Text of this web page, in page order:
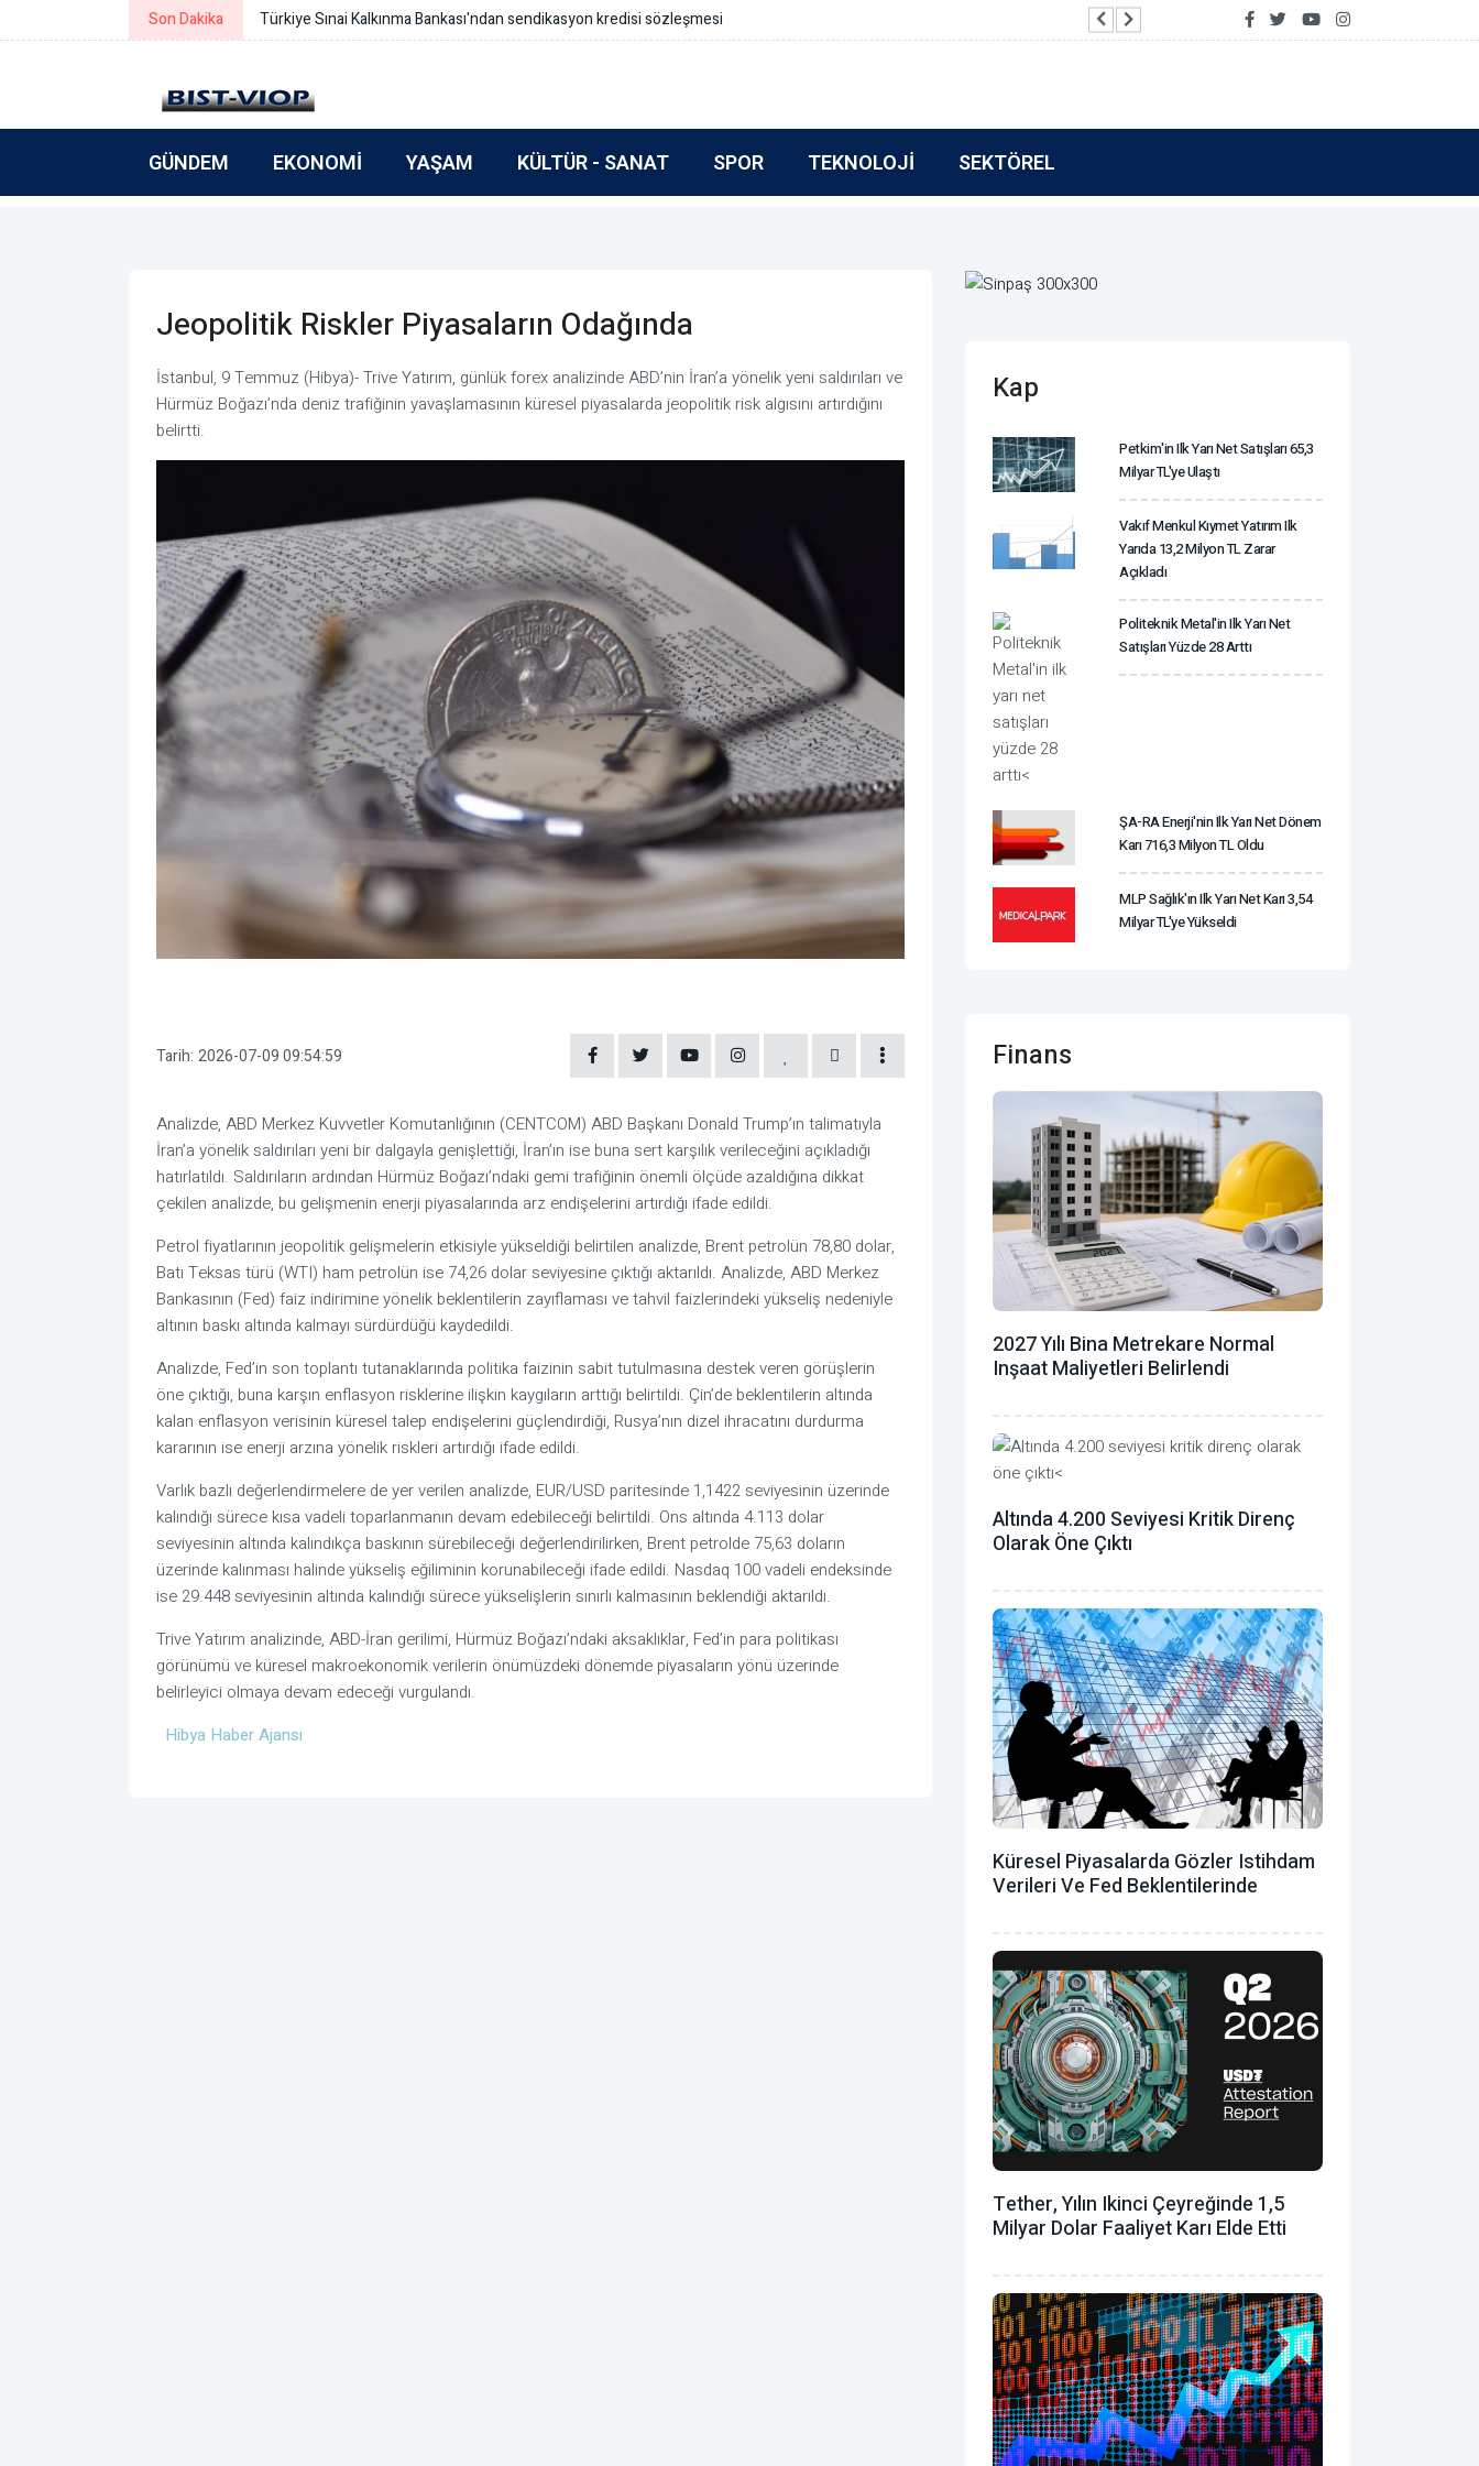
Son Dakika Türkiye Sınai Kalkınma Bankası'ndan sendikasyon kredisi sözleşmesi VakıfBank’tan 15 Temmuz Demokrasi ve Milli
GÜNDEM EKONOMI YAŞAM KÜLTÜR - SANAT SPOR TEKNOLOJI SEKTÖREL
Jeopolitik Riskler Piyasaların Odağında
İstanbul, 9 Temmuz (Hibya)- Trive Yatırım, günlük forex analizinde ABD’nin İran’a yönelik yeni saldırıları ve
Hürmüz Boğazı’nda deniz trafiğinin yavaşlamasının küresel piyasalarda jeopolitik risk algısını artırdığını
belirtti.
Tarih: 2026-07-09 09:54:59
Analizde, ABD Merkez Kuvvetler Komutanlığının (CENTCOM) ABD Başkanı Donald Trump’ın talimatıyla
İran’a yönelik saldırıları yeni bir dalgayla genişlettiği, İran’ın ise buna sert karşılık verileceğini açıkladığı
hatırlatıldı. Saldırıların ardından Hürmüz Boğazı’ndaki gemi trafiğinin önemli ölçüde azaldığına dikkat
çekilen analizde, bu gelişmenin enerji piyasalarında arz endişelerini artırdığı ifade edildi.
Petrol fiyatlarının jeopolitik gelişmelerin etkisiyle yükseldiği belirtilen analizde, Brent petrolün 78,80 dolar,
Batı Teksas türü (WTI) ham petrolün ise 74,26 dolar seviyesine çıktığı aktarıldı. Analizde, ABD Merkez
Bankasının (Fed) faiz indirimine yönelik beklentilerin zayıflaması ve tahvil faizlerindeki yükseliş nedeniyle
altının baskı altında kalmayı sürdürdüğü kaydedildi.
Analizde, Fed’in son toplantı tutanaklarında politika faizinin sabit tutulmasına destek veren görüşlerin
öne çıktığı, buna karşın enflasyon risklerine ilişkin kaygıların arttığı belirtildi. Çin’de beklentilerin altında
kalan enflasyon verisinin küresel talep endişelerini güçlendirdiği, Rusya’nın dizel ihracatını durdurma
kararının ise enerji arzına yönelik riskleri artırdığı ifade edildi.
Varlık bazlı değerlendirmelere de yer verilen analizde, EUR/USD paritesinde 1,1422 seviyesinin üzerinde
kalındığı sürece kısa vadeli toparlanmanın devam edebileceği belirtildi. Ons altında 4.113 dolar
seviyesinin altında kalındıkça baskının sürebileceği değerlendirilirken, Brent petrolde 75,63 doların
üzerinde kalınması halinde yükseliş eğiliminin korunabileceği ifade edildi. Nasdaq 100 vadeli endeksinde
ise 29.448 seviyesinin altında kalındığı sürece yükselişlerin sınırlı kalmasının beklendiği aktarıldı.
Trive Yatırım analizinde, ABD-İran gerilimi, Hürmüz Boğazı’ndaki aksaklıklar, Fed’in para politikası
görünümü ve küresel makroekonomik verilerin önümüzdeki dönemde piyasaların yönü üzerinde
belirleyici olmaya devam edeceği vurgulandı.
Hibya Haber Ajansı
Kap
Petkim'in Ilk Yarı Net Satışları 65,3
Milyar TL'ye Ulaştı
Vakıf Menkul Kıymet Yatırım Ilk
Yarıda 13,2 Milyon TL Zarar
Açıkladı
Politeknik Metal'in Ilk Yarı Net
Satışları Yüzde 28 Arttı
ŞA-RA Enerji'nin Ilk Yarı Net Dönem
Karı 716,3 Milyon TL Oldu
MLP Sağlık'ın Ilk Yarı Net Karı 3,54
Milyar TL'ye Yükseldi
Finans
2027 Yılı Bina Metrekare Normal
Inşaat Maliyetleri Belirlendi
Altında 4.200 Seviyesi Kritik Direnç
Olarak Öne Çıktı
Küresel Piyasalarda Gözler Istihdam
Verileri Ve Fed Beklentilerinde
Tether, Yılın Ikinci Çeyreğinde 1,5
Milyar Dolar Faaliyet Karı Elde Etti